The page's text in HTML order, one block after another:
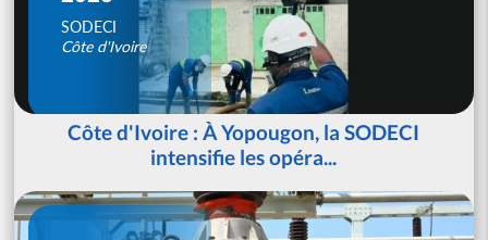
SODECI
Côte d'Ivoire
Côte d'Ivoire : À Yopougon, la SODECI
intensifie les opéra...